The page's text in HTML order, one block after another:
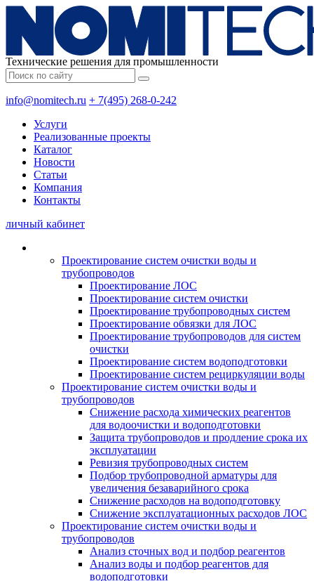
Технические решения для промышленности
info@nomitech.ru + 7(495) 268-0-242
Услуги
Реализованные проекты
Каталог
Новости
Статьи
Компания
Контакты
личный кабинет
Проектирование систем очистки воды и
трубопроводов
Проектирование ЛОС
Проектирование систем очистки
Проектирование трубопроводных систем
Проектирование обвязки для ЛОС
Проектирование трубопроводов для систем
очистки
Проектирование систем водоподготовки
Проектирование систем рециркуляции воды
Проектирование систем очистки воды и
трубопроводов
Снижение расхода химических реагентов
для водоочистки и водоподготовки
Защита трубопроводов и продление срока их
эксплуатации
Ревизия трубопроводных систем
Подбор трубопроводной арматуры для
увеличения безаварийного срока
Снижение расходов на водоподготовку
Снижение эксплуатационных расходов ЛОС
Проектирование систем очистки воды и
трубопроводов
Анализ сточных вод и подбор реагентов
Анализ воды и подбор реагентов для
водоподготовки